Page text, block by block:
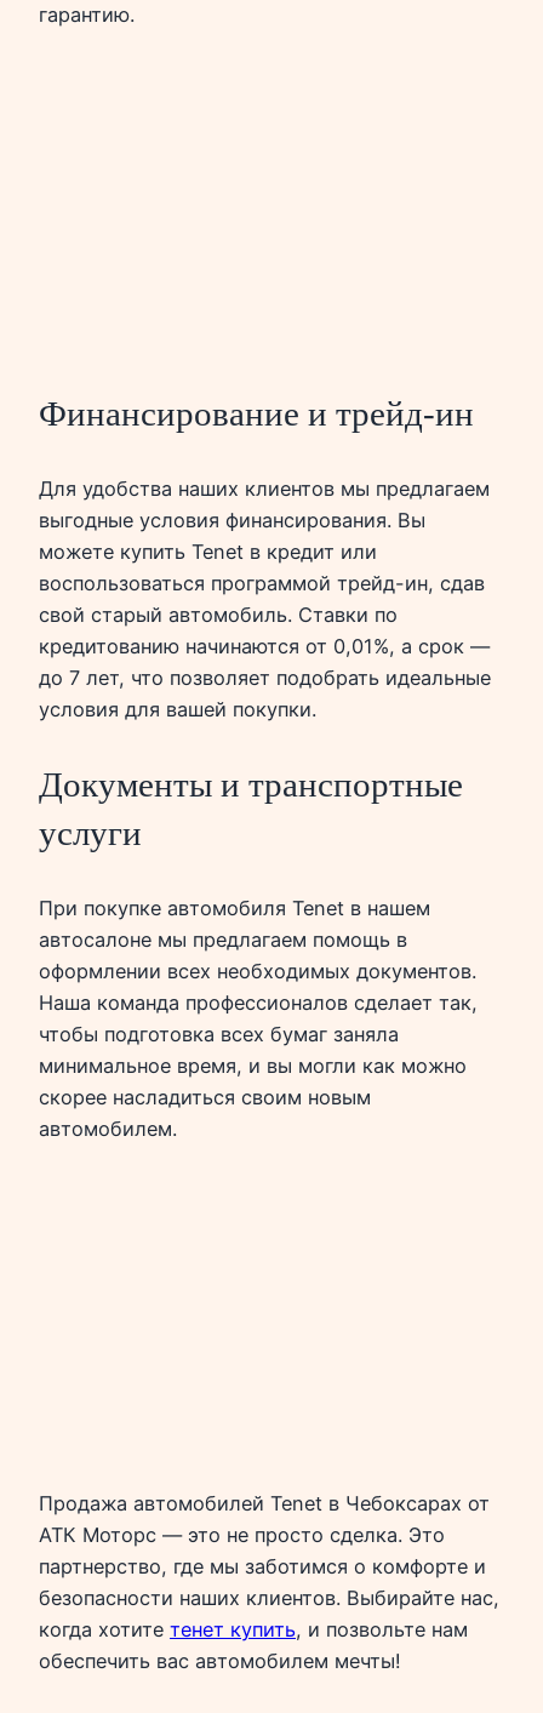
гарантию.
Финансирование и трейд-ин
Для удобства наших клиентов мы предлагаем
выгодные условия финансирования. Вы
можете купить Tenet в кредит или
воспользоваться программой трейд-ин, сдав
свой старый автомобиль. Ставки по
кредитованию начинаются от 0,01%, а срок —
до 7 лет, что позволяет подобрать идеальные
условия для вашей покупки.
Документы и транспортные
услуги
При покупке автомобиля Tenet в нашем
автосалоне мы предлагаем помощь в
оформлении всех необходимых документов.
Наша команда профессионалов сделает так,
чтобы подготовка всех бумаг заняла
минимальное время, и вы могли как можно
скорее насладиться своим новым
автомобилем.
Продажа автомобилей Tenet в Чебоксарах от
АТК Моторс — это не просто сделка. Это
партнерство, где мы заботимся о комфорте и
безопасности наших клиентов. Выбирайте нас,
когда хотите тенет купить, и позвольте нам
обеспечить вас автомобилем мечты!